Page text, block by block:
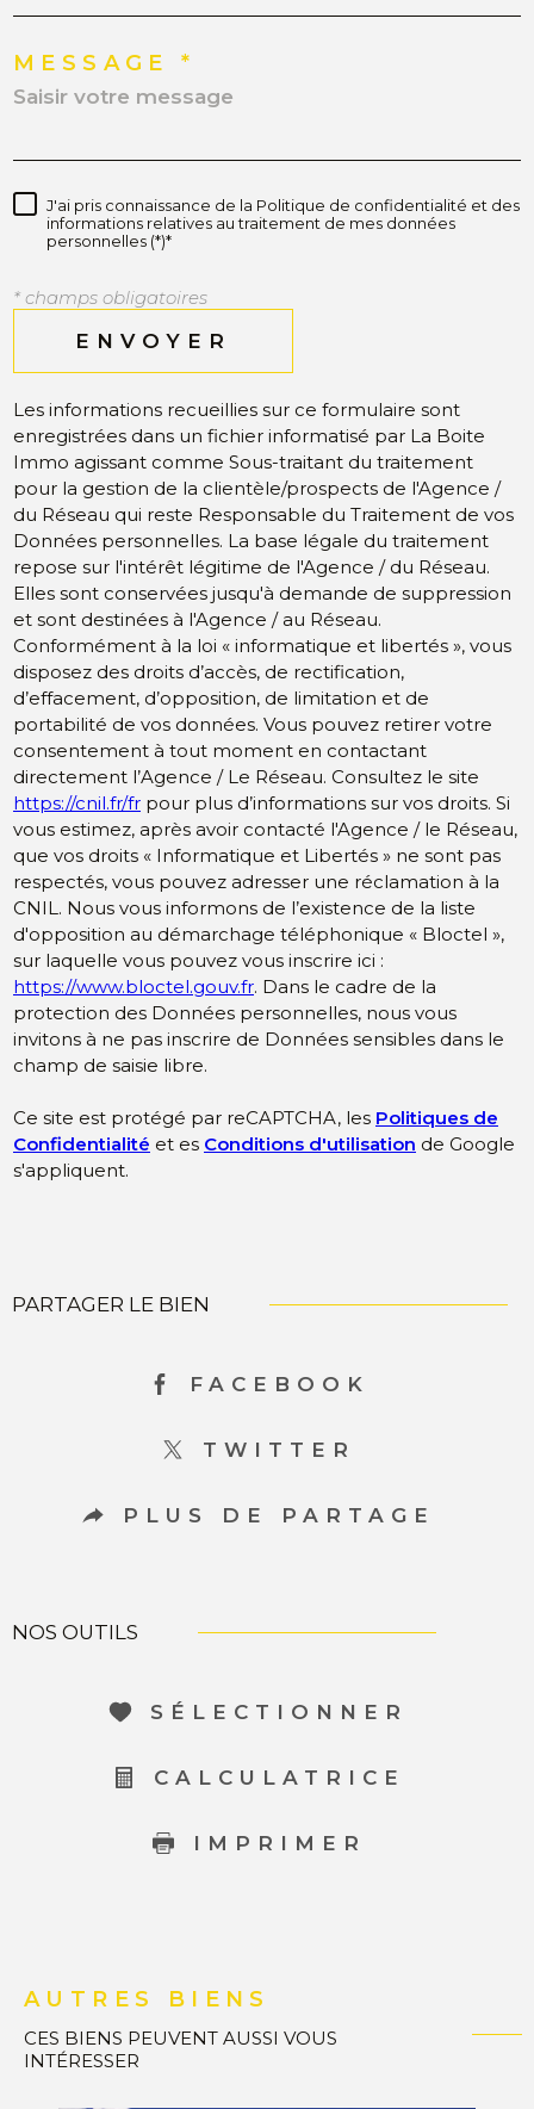
MESSAGE *
J'ai pris connaissance de la Politique de confidentialité et des
informations relatives au traitement de mes données
personnelles (*)*
* champs obligatoires
ENVOYER
Les informations recueillies sur ce formulaire sont
enregistrées dans un fichier informatisé par La Boite
Immo agissant comme Sous-traitant du traitement
pour la gestion de la clientèle/prospects de l'Agence /
du Réseau qui reste Responsable du Traitement de vos
Données personnelles. La base légale du traitement
repose sur l'intérêt légitime de l'Agence / du Réseau.
Elles sont conservées jusqu'à demande de suppression
et sont destinées à l'Agence / au Réseau.
Conformément à la loi « informatique et libertés », vous
disposez des droits d’accès, de rectification,
d’effacement, d’opposition, de limitation et de
portabilité de vos données. Vous pouvez retirer votre
consentement à tout moment en contactant
directement l’Agence / Le Réseau. Consultez le site
https://cnil.fr/fr pour plus d’informations sur vos droits. Si
vous estimez, après avoir contacté l'Agence / le Réseau,
que vos droits « Informatique et Libertés » ne sont pas
respectés, vous pouvez adresser une réclamation à la
CNIL. Nous vous informons de l’existence de la liste
d'opposition au démarchage téléphonique « Bloctel »,
sur laquelle vous pouvez vous inscrire ici :
https://www.bloctel.gouv.fr. Dans le cadre de la
protection des Données personnelles, nous vous
invitons à ne pas inscrire de Données sensibles dans le
champ de saisie libre.
Ce site est protégé par reCAPTCHA, les Politiques de
Confidentialité et es Conditions d'utilisation de Google
s'appliquent.
PARTAGER LE BIEN
FACEBOOK
TWITTER
PLUS DE PARTAGE
NOS OUTILS
SÉLECTIONNER
CALCULATRICE
IMPRIMER
AUTRES BIENS
CES BIENS PEUVENT AUSSI VOUS
INTÉRESSER